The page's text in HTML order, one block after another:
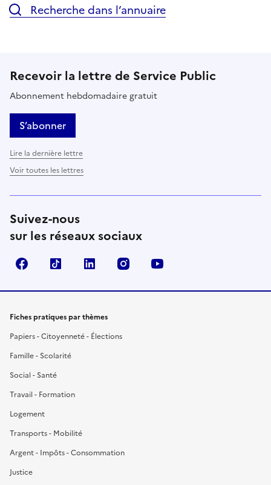
Recherche dans l’annuaire
Recevoir la lettre de Service Public
Abonnement hebdomadaire gratuit
S’abonner
Lire la dernière lettre
Voir toutes les lettres
Suivez-nous
sur les réseaux sociaux
FacebookTikTok LinkedIn Instagram
Fiches pratiques par thèmes
Papiers - Citoyenneté - Élections
Famille - Scolarité
Social - Santé
Travail - Formation
Logement
Transports - Mobilité
Argent - Impôts - Consommation
Justice